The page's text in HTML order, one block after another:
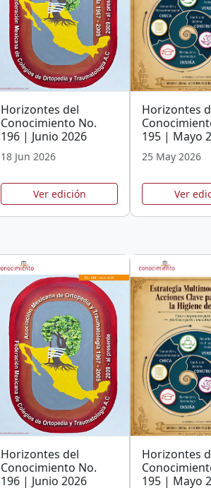
Horizontes del
Conocimiento No.
196 | Junio 2026
18 Jun 2026
Ver edición
Horizontes
195 | Mayo
25 May 2026
Ver
Horizontes del
Conocimiento No.
196 | Junio 2026
Horizontes
195 | Mayo